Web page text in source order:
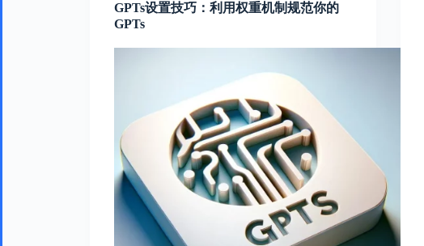
GPTs设置技巧：利用权重机制规范你的
GPTs